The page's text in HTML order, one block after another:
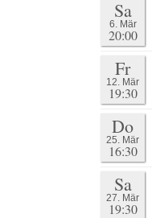
Sa
6. Mär
20:00
Fr
12. Mär
19:30
Do
25. Mär
16:30
Sa
27. Mär
19:30